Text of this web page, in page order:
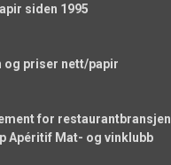
siden 1995
og priser nett/papir
for restaurantbransjen
Apéritif Mat- og vinklubb